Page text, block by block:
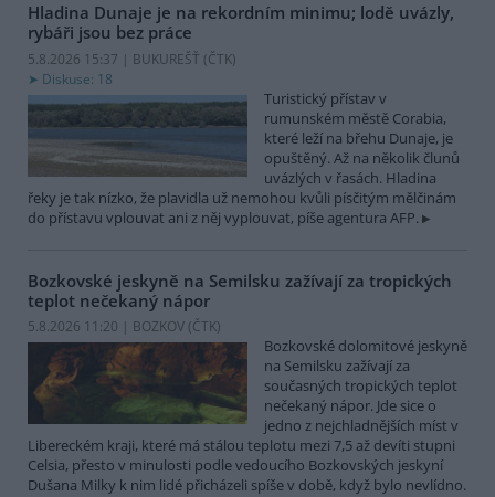
Hladina Dunaje je na rekordním minimu; lodě uvázly,
rybáři jsou bez práce
5.8.2026 15:37 | BUKUREŠŤ (ČTK)
Diskuse: 18
Turistický přístav v
rumunském městě Corabia,
které leží na břehu Dunaje, je
opuštěný. Až na několik člunů
uvázlých v řasách. Hladina
řeky je tak nízko, že plavidla už nemohou kvůli písčitým mělčinám
do přístavu vplouvat ani z něj vyplouvat, píše agentura AFP.
Bozkovské jeskyně na Semilsku zažívají za tropických
teplot nečekaný nápor
5.8.2026 11:20 | BOZKOV (ČTK)
Bozkovské dolomitové jeskyně
na Semilsku zažívají za
současných tropických teplot
nečekaný nápor. Jde sice o
jedno z nejchladnějších míst v
Libereckém kraji, které má stálou teplotu mezi 7,5 až devíti stupni
Celsia, přesto v minulosti podle vedoucího Bozkovských jeskyní
Dušana Milky k nim lidé přicházeli spíše v době, když bylo nevlídno.